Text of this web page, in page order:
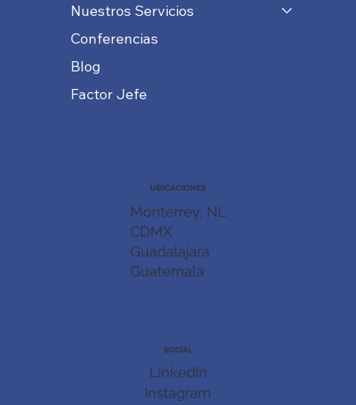
Nuestros Servicios
Conferencias
Blog
Factor Jefe
Monterrey, NL
CDMX
Guadalajara
Guatemala
UBICACIONES
LinkedIn
SOCIAL
Instagram